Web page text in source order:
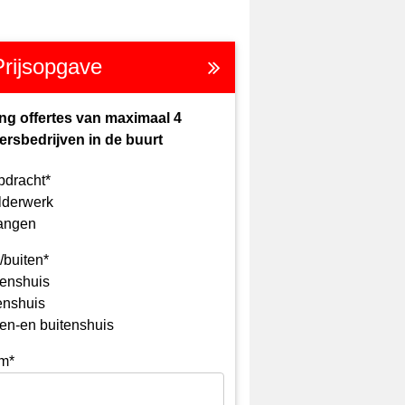
offertes van maximaal 4
in de buurt
buiten*
en buitenshuis